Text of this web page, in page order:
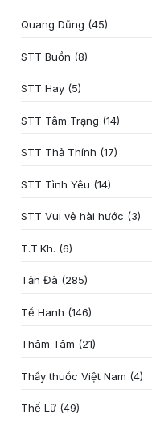
Quang Dũng (45)
STT Buồn (8)
STT Hay (5)
STT Tâm Trạng (14)
STT Thả Thính (17)
STT Tình Yêu (14)
STT Vui vẻ hài hước (3)
T.T.Kh. (6)
Tản Đà (285)
Tế Hanh (146)
Thâm Tâm (21)
Thầy thuốc Việt Nam (4)
Thế Lữ (49)